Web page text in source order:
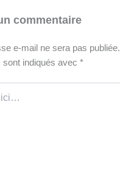
commentaire
e-mail ne sera pas publiée.
sont indiqués avec*